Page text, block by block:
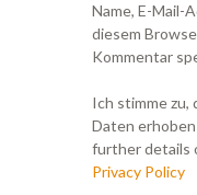
Name, E-Mail-
diesem
Kommentar
Ich stimme
Daten
further details
Privacy Policy